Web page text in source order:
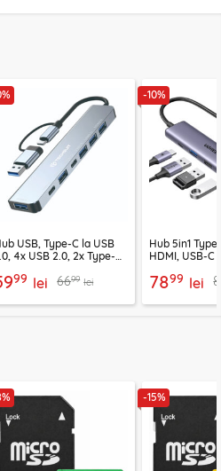
USB, Type-C la USB
4x USB 2.0, 2x Type-C
99 lei 6699 lei
-10%
Hub 5in1
HDMI, USB-C
7899 lei
-15%